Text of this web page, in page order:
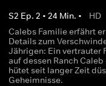
S2 Ep.2 •24 Min. • HD
Calebs Familie erfährt
Details zum
Jährigen: Ein vertrauter
auf dessen Ranch
hütet seit langer Zeit
Geheimnisse.